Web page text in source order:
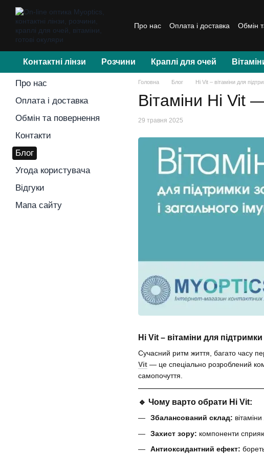
Перейти до основного контенту
Про нас Оплата і доставка Обмін
Контактні лінзи Розчини Краплі для очей
Головна Блог ​​​​​​​Hi Vit – вітаміни для
Вітаміни Hi Vit
29 травня 2025
Hi Vit – вітаміни для
Сучасний ритм життя, багато часу
Vit — це спеціально розроблений
самопочуття.
🔹 Чому варто обрати Hi Vit:
Збалансований склад:
Захист зору: компоненти
Антиоксидантний ефект:
Про нас
Оплата і доставка
Обмін та повернення
Контакти
Блог
Угода користувача
Відгуки
Мапа сайту